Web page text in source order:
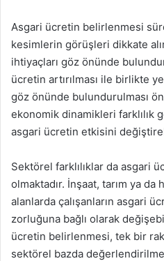
Asgari ücretin belirlenmesi
kesimlerin görüşleri dikkate
ihtiyaçları göz önünde
ücretin artırılması ile birlikte
göz önünde bulundurulması
ekonomik dinamikleri farklılık
asgari ücretin etkisini
Sektörel farklılıklar da asgari
olmaktadır. İnşaat, tarım ya
alanlarda çalışanların asgari
zorluğuna bağlı olarak
ücretin belirlenmesi, tek bir
sektörel bazda